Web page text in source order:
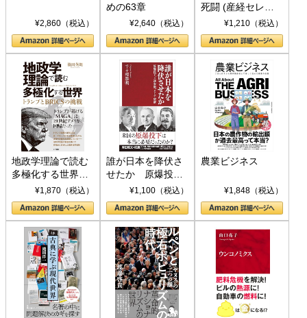
¥2,860（税込）
めの63章
¥2,640（税込）
死闘 (産経セレク
ト S 039)¥1,210（税込）
地政学理論で読む
多極化する世界：
トランプとBRICS
の挑戦
¥1,870（税込）
誰が日本を降伏さ
せたか 原爆投
下、ソ連参戦、そ
して聖断 (PHP新
書)
¥1,100（税込）
農業ビジネス
¥1,848（税込）